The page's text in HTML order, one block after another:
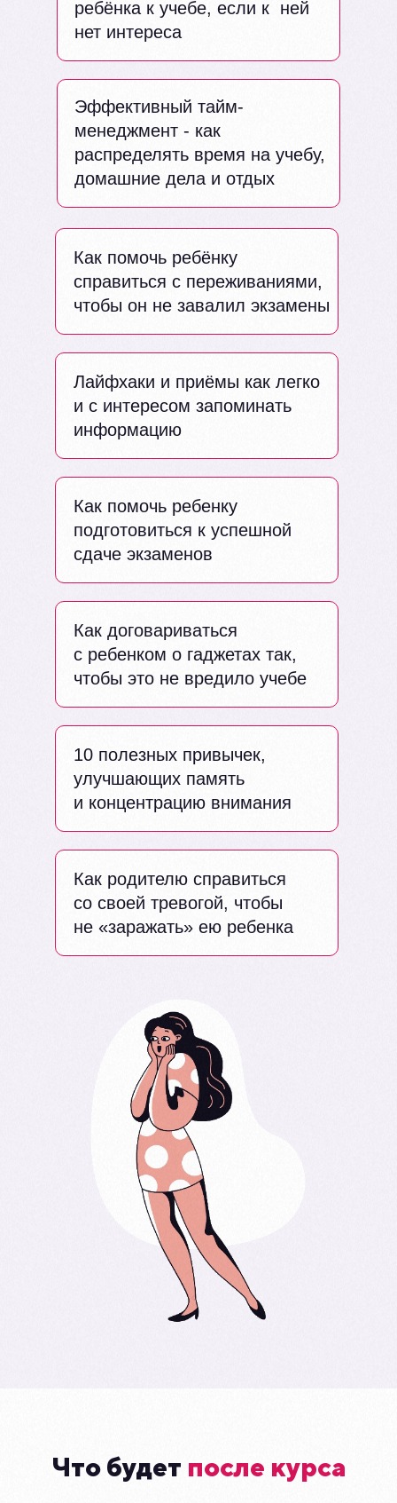
ребёнка к учебе, если к ней
нет интереса
10 полезных привычек,
улучшающих память
и концентрацию внимания
Как родителю справиться
со своей тревогой, чтобы
не «заражать» ею ребенка
Лайфхаки и приёмы как легко
и с интересом запоминать
информацию
Как помочь ребенку
подготовиться к успешной
сдаче экзаменов
Эффективный тайм-
менеджмент - как
распределять время на учебу,
домашние дела и отдых
Как договариваться
с ребенком о гаджетах так,
чтобы это не вредило учебе
Как помочь ребёнку
справиться с переживаниями,
чтобы он не завалил экзамены
Что будет после курса